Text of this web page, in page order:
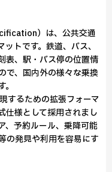
）は、公共交通
トです。鉄道、バス、
表、駅・バス停の位置情
で、国内外の様々な乗換
するための拡張フォーマ
様として採用されまし
、予約ルール、乗降可能
の発見や利用を容易にす